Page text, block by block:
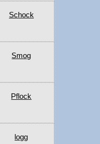
Schock
Smog
Pflock
logg